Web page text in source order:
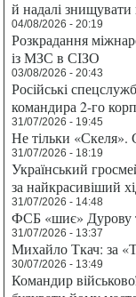
й надалі
04/08/2026 - 20:19
Розкрадання
із МЗС в СІЗО
03/08/2026 - 20:43
Російські
командира 2-го
31/07/2026 - 19:45
Не тільки
31/07/2026 - 18:19
Український
за найкрасивіший
31/07/2026 - 14:48
ФСБ «шиє» Дурову
31/07/2026 - 13:37
Михайло Ткач: за
30/07/2026 - 13:49
Командир